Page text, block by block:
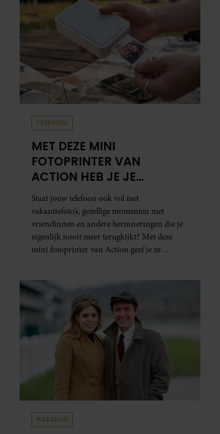
herinneringen op. Daar begon hun leven
samen en werd dochter Lola geboren.
VRIENDIN
MET DEZE MINI
FOTOPRINTER VAN
ACTION HEB JE JE
FAVORIETE FOTO’S BINNEN
ÉÉN MINUUT IN HANDEN
Staat jouw telefoon ook vol met
vakantiefoto’s, gezellige momenten met
vriendinnen en andere herinneringen die je
eigenlijk nooit meer terugkijkt? Met deze
mini fotoprinter van Action geef je ze
al in handen.
WEEKEND